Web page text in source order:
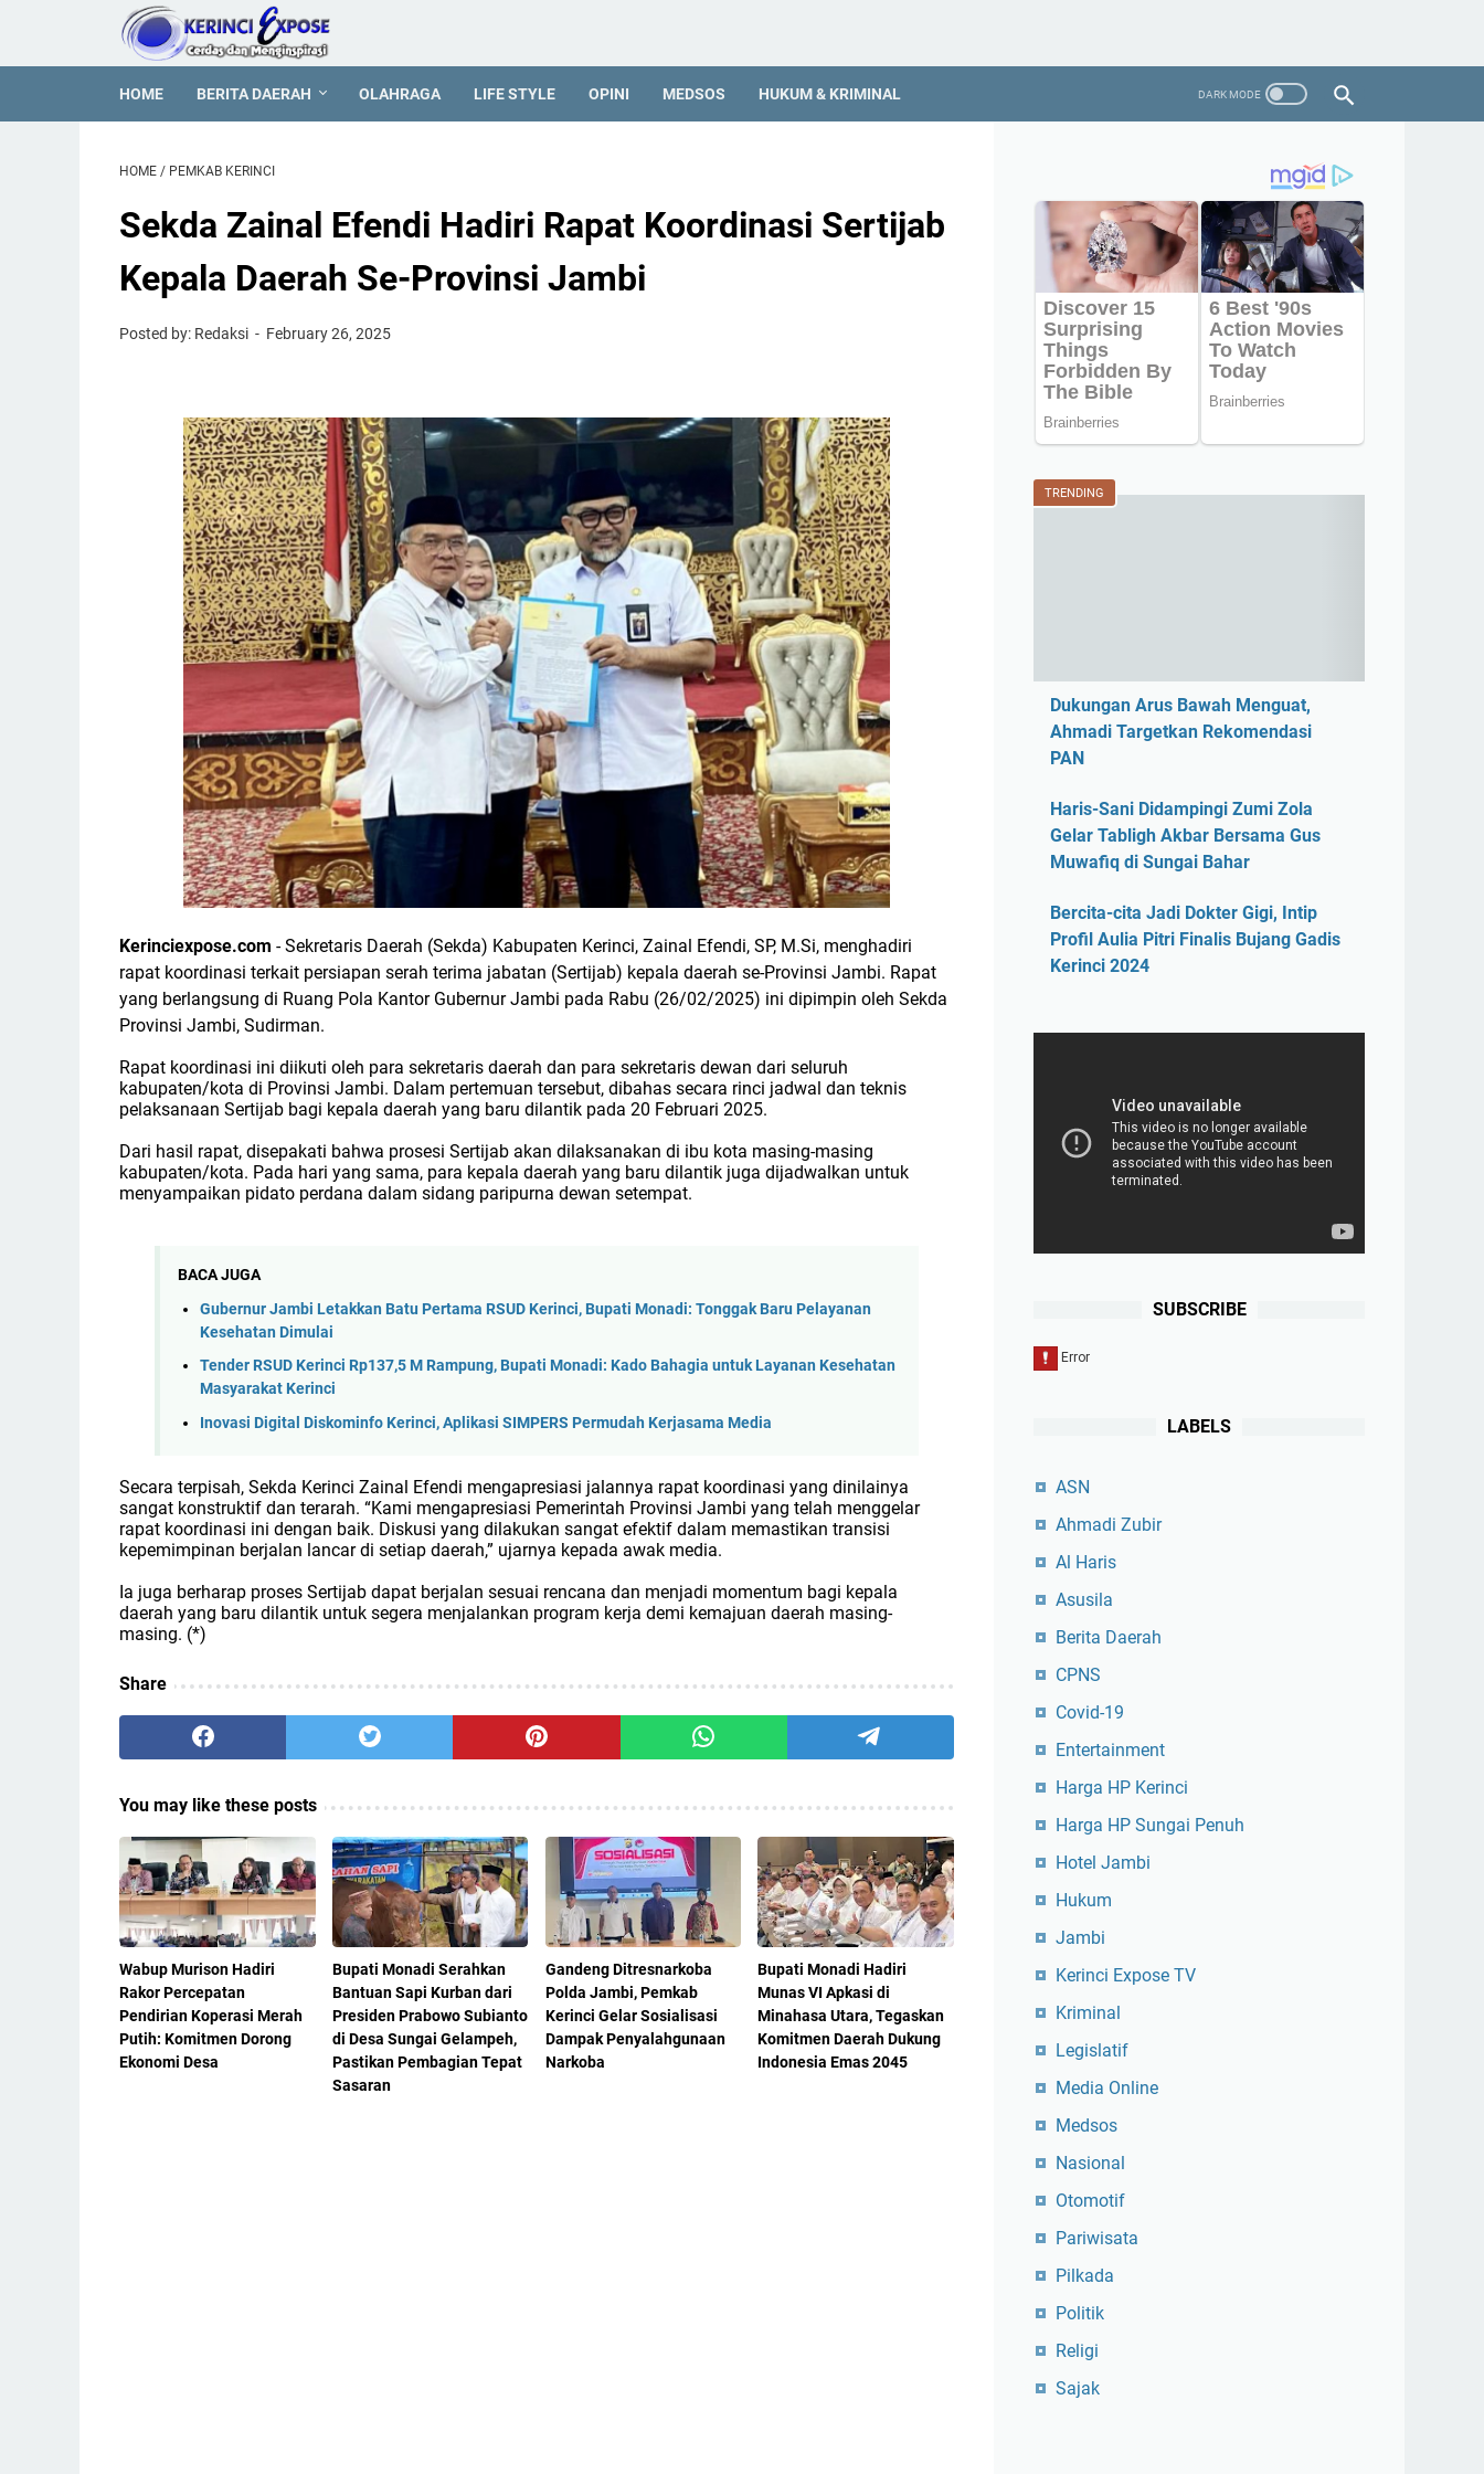
HOME BERITA DAERAH OLAHRAGA LIFE STYLE OPINI MEDSOS HUKUM & KRIMINAL
HOME / PEMKAB KERINCI
Sekda Zainal Efendi Hadiri Rapat Koordinasi Sertijab
Kepala Daerah Se-Provinsi Jambi
Posted by: Redaksi February 26, 2025
Kerinciexpose.com - Sekretaris Daerah (Sekda) Kabupaten Kerinci, Zainal Efendi, SP, M.Si, menghadiri
rapat koordinasi terkait persiapan serah terima jabatan (Sertijab) kepala daerah se-Provinsi Jambi. Rapat
yang berlangsung di Ruang Pola Kantor Gubernur Jambi pada Rabu (26/02/2025) ini dipimpin oleh Sekda
Provinsi Jambi, Sudirman.
Rapat koordinasi ini diikuti oleh para sekretaris daerah dan para sekretaris dewan dari seluruh
kabupaten/kota di Provinsi Jambi. Dalam pertemuan tersebut, dibahas secara rinci jadwal dan teknis
pelaksanaan Sertijab bagi kepala daerah yang baru dilantik pada 20 Februari 2025.
Dari hasil rapat, disepakati bahwa prosesi Sertijab akan dilaksanakan di ibu kota masing-masing
kabupaten/kota. Pada hari yang sama, para kepala daerah yang baru dilantik juga dijadwalkan untuk
menyampaikan pidato perdana dalam sidang paripurna dewan setempat.
BACA JUGA
Gubernur Jambi Letakkan Batu Pertama RSUD Kerinci, Bupati Monadi: Tonggak Baru Pelayanan
Kesehatan Dimulai
Tender RSUD Kerinci Rp137,5 M Rampung, Bupati Monadi: Kado Bahagia untuk Layanan Kesehatan
Masyarakat Kerinci
Inovasi Digital Diskominfo Kerinci, Aplikasi SIMPERS Permudah Kerjasama Media
Secara terpisah, Sekda Kerinci Zainal Efendi mengapresiasi jalannya rapat koordinasi yang dinilainya
sangat konstruktif dan terarah. “Kami mengapresiasi Pemerintah Provinsi Jambi yang telah menggelar
rapat koordinasi ini dengan baik. Diskusi yang dilakukan sangat efektif dalam memastikan transisi
kepemimpinan berjalan lancar di setiap daerah,” ujarnya kepada awak media.
Ia juga berharap proses Sertijab dapat berjalan sesuai rencana dan menjadi momentum bagi kepala
daerah yang baru dilantik untuk segera menjalankan program kerja demi kemajuan daerah masing-
masing. (*)
Share
You may like these posts
Wabup Murison Hadiri
Rakor Percepatan
Pendirian Koperasi Merah
Putih: Komitmen Dorong
Ekonomi Desa
Bupati Monadi Serahkan
Bantuan Sapi Kurban dari
Presiden Prabowo Subianto
di Desa Sungai Gelampeh,
Pastikan Pembagian Tepat
Sasaran
Gandeng Ditresnarkoba
Polda Jambi, Pemkab
Kerinci Gelar Sosialisasi
Dampak Penyalahgunaan
Narkoba
Bupati Monadi Hadiri
Munas VI Apkasi di
Minahasa Utara, Tegaskan
Komitmen Daerah Dukung
Indonesia Emas 2045
TRENDING
Dukungan Arus Bawah Menguat,
Ahmadi Targetkan Rekomendasi
PAN
Haris-Sani Didampingi Zumi Zola
Gelar Tabligh Akbar Bersama Gus
Muwafiq di Sungai Bahar
Bercita-cita Jadi Dokter Gigi, Intip
Profil Aulia Pitri Finalis Bujang Gadis
Kerinci 2024
SUBSCRIBE
LABELS
ASN
Ahmadi Zubir
Al Haris
Asusila
Berita Daerah
CPNS
Covid-19
Entertainment
Harga HP Kerinci
Harga HP Sungai Penuh
Hotel Jambi
Hukum
Jambi
Kerinci Expose TV
Kriminal
Legislatif
Media Online
Medsos
Nasional
Otomotif
Pariwisata
Pilkada
Politik
Religi
Sajak